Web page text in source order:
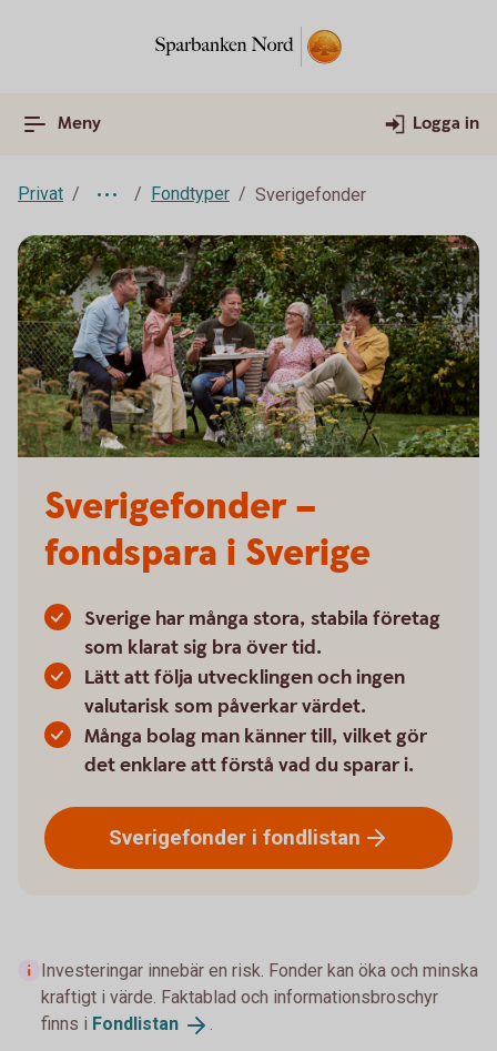
Meny Logga in
Privat Fondtyper Sverigefonder
Sverigefonder –
fondspara i Sverige
Sverige har många stora, stabila företag
som klarat sig bra över tid.
Lätt att följa utvecklingen och ingen
valutarisk som påverkar värdet.
Många bolag man känner till, vilket gör
det enklare att förstå vad du sparar i.
Sverigefonder i fondlistan
Investeringar innebär en risk. Fonder kan öka och minska
kraftigt i värde. Faktablad och informationsbroschyr
finns i Fondlistan .